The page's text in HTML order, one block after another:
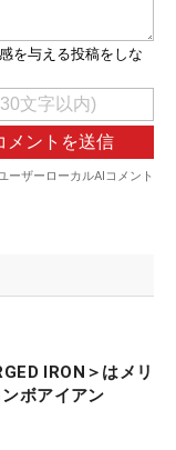
IRON＞はメリ
ボアイアン